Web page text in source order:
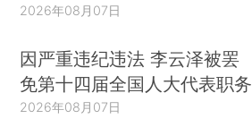
2026年08月07日
因严重违纪违法 李云泽被罢
免第十四届全国人大代表职务
2026年08月07日